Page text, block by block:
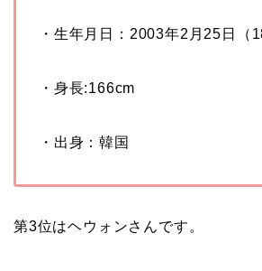
・生年月日： 2003年2 月 25 日（
・身長:166cm
・出身：韓国
第3位はヘウォンさんです。